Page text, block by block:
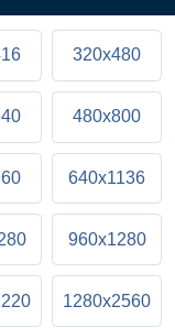
320x480
480x800
640x1136
960x1280
1280x2560